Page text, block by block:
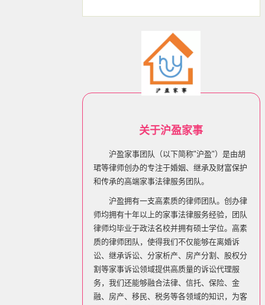
关于沪盈家事
沪盈家事团队（以下简称"沪盈"）是由胡
珺等律师创办的专注于婚姻、继承及财富保护
和传承的高端家事法律服务团队。
沪盈拥有一支高素质的律师团队。创办律
师均拥有十年以上的家事法律服务经验，团队
律师均毕业于政法名校并拥有硕士学位。高素
质的律师团队，使得我们不仅能够在离婚诉
讼、继承诉讼、分家析产、房产分割、股权分
割等家事诉讼领域提供高质量的诉讼代理服
务，我们还能够融合法律、信托、保险、金
融、房产、移民、税务等各领域的知识，为客